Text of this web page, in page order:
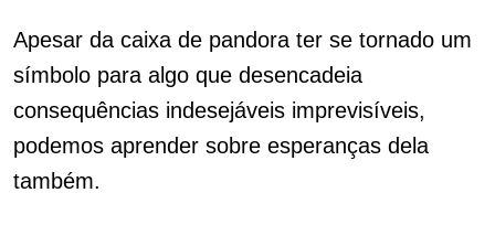
Apesar da caixa de pandora ter se tornado um
símbolo para algo que desencadeia
consequências indesejáveis imprevisíveis,
podemos aprender sobre esperanças dela
também.